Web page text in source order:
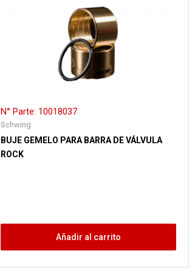
N° Parte: 10018037
Schwing
BUJE GEMELO PARA BARRA DE VÁLVULA
ROCK
Añadir al carrito